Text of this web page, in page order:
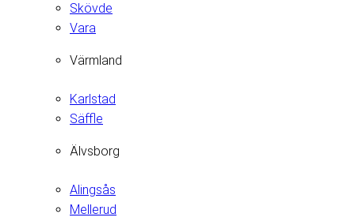
Skövde
Vara
Värmland
Karlstad
Säffle
Älvsborg
Alingsås
Mellerud